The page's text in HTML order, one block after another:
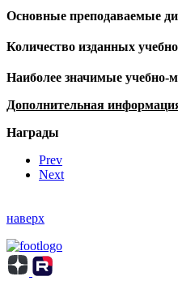
Основные преподаваемые
Количество изданных
Наиболее значимые учебно-
Дополнительная
Награды
Prev
Next
наверх